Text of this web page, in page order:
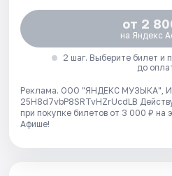
от 2
на Яндекс
2 шаг. Выберите билет и
до
Реклама. ООО "ЯНДЕКС МУЗЫКА",
25H8d7vbP8SRTvHZrUcdLB
при покупке билетов от 3 000 ₽ на
Афише!